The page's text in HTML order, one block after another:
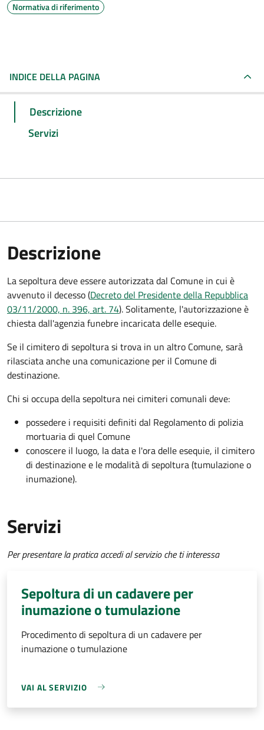
Normativa di riferimento
INDICE DELLA PAGINA
Descrizione
Servizi
Descrizione
La sepoltura deve essere autorizzata dal Comune in cui è
avvenuto il decesso (Decreto del Presidente della Repubblica
03/11/2000, n. 396, art. 74). Solitamente, l'autorizzazione è
chiesta dall'agenzia funebre incaricata delle esequie.
Se il cimitero di sepoltura si trova in un altro Comune, sarà
rilasciata anche una comunicazione per il Comune di
destinazione.
Chi si occupa della sepoltura nei cimiteri comunali deve:
possedere i requisiti definiti dal Regolamento di polizia
mortuaria di quel Comune
conoscere il luogo, la data e l'ora delle esequie, il cimitero
di destinazione e le modalità di sepoltura (tumulazione o
inumazione).
Servizi
Per presentare la pratica accedi al servizio che ti interessa
Sepoltura di un cadavere per
inumazione o tumulazione
Procedimento di sepoltura di un cadavere per
inumazione o tumulazione
VAI AL SERVIZIO